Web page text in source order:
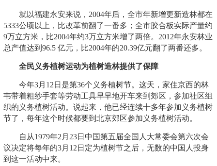
就以福建永安来说，2004年后，全市年新增更新造林都在
5333公顷以上，比改革前翻了一番多；全市胶合板实际产量约
9万立方米，比2004年约3万立方米增了两倍。2012年永安林业
总产值达到96.5 亿元，比2004年的20.39亿元翻了两番还多。
全民义务植树运动为植树造林提供了保障
今年3月12日是第36个义务植树节。这天，家住京西的林
韦带着粗纱手套等劳动工具早早地开车来到郊区，参加社区组
织的义务植树活动。说起来，他已经连续十多年参加义务植树
节了，每年这个时候都要到北京郊区参加义务植树活动。
自从1979年2月23日中国第五届全国人大常委会第六次会
议决定将每年的3月12日定为植树节之后，无数的中国人投身
到这一活动中来。